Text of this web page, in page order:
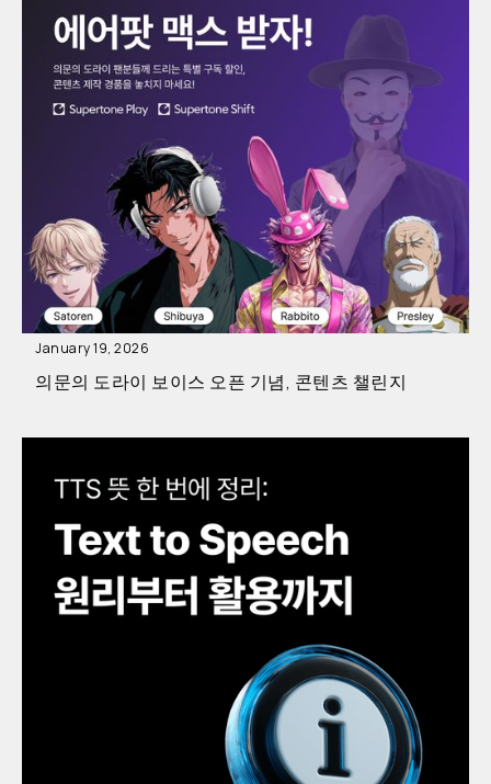
January 19, 2026
의문의 도라이 보이스 오픈 기념, 콘텐츠 챌린지